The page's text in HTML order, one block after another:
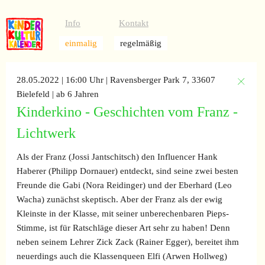
einmalig regelmäßig
Info Kontakt
28.05.2022 | 16:00 Uhr | Ravensberger Park 7, 33607
Bielefeld | ab 6 Jahren
Kinderkino - Geschichten vom Franz -
Lichtwerk
Als der Franz (Jossi Jantschitsch) den Influencer Hank
Haberer (Philipp Dornauer) entdeckt, sind seine zwei besten
Freunde die Gabi (Nora Reidinger) und der Eberhard (Leo
Wacha) zunächst skeptisch. Aber der Franz als der ewig
Kleinste in der Klasse, mit seiner unberechenbaren Pieps-
Stimme, ist für Ratschläge dieser Art sehr zu haben! Denn
neben seinem Lehrer Zick Zack (Rainer Egger), bereitet ihm
neuerdings auch die Klassenqueen Elfi (Arwen Hollweg)